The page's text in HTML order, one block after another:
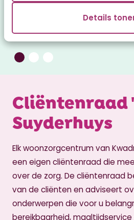
Details
Het restaurant
Cliëntenraad
Suyderhuys
Elk woonzorgcentrum van
een eigen cliëntenraad die
over de zorg. De cliëntenraad
van de cliënten en adviseert
onderwerpen die voor u
bereikbaarheid, maaltijdservice